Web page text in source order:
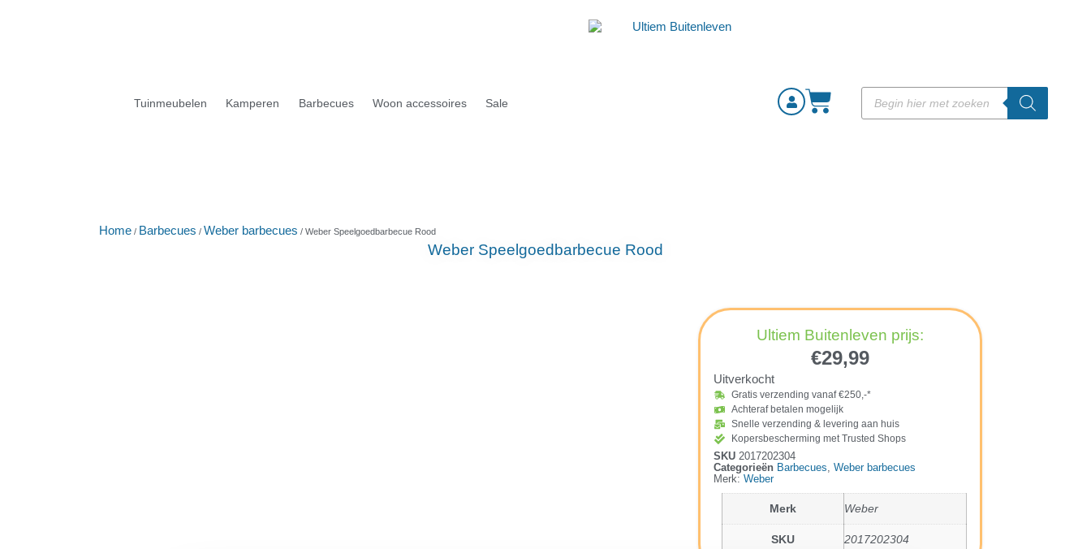
Tuinmeubelen Kamperen Barbecues Woon accessoires Sale
Home / Barbecues / Weber barbecues / Weber Speelgoedbarbecue Rood
Weber Speelgoedbarbecue Rood
Ultiem Buitenleven prijs:
€29,99
Uitverkocht
Gratis verzending vanaf €250,-*
Achteraf betalen mogelijk
Snelle verzending & levering aan huis
Kopersbescherming met Trusted Shops
SKU 2017202304
Categorieën Barbecues Weber barbecues
Merk: Weber
Merk Weber
SKU 2017202304